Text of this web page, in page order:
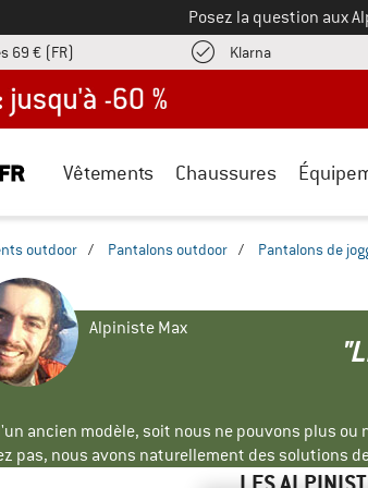
Posez la question aux
69 € (FR) KlarnaTrouve les
Vêtements Chaussures
outdoor / Pantalons outdoor / Pantalons de
Alpiniste Max
ancien modèle, soit nous ne pouvons plus
pas, nous avons naturellement des solutions